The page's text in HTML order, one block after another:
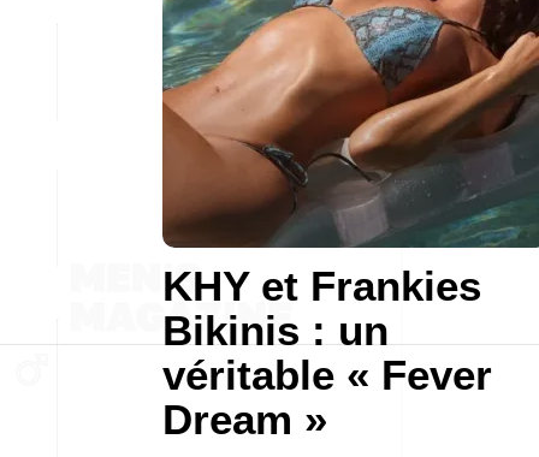
KHY et Frankies
Bikinis : un
véritable « Fever
Dream »